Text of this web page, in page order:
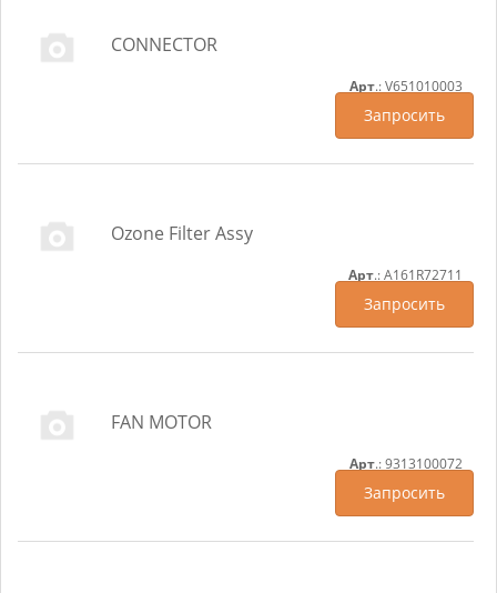
CONNECTOR
Арт.: V651010003
Запросить
Ozone Filter Assy
Арт.: A161R72711
Запросить
FAN MOTOR
Арт.: 9313100072
Запросить